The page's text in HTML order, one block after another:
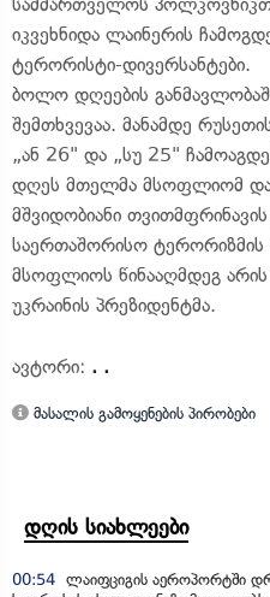
იკვეხნიდა ლაინერის
ტერორისტი-დივერსანტები.
ბოლო დღეების
შემთხვევაა. მანამდე
„ან 26" და „სუ 25"
დღეს მთელმა მსოფლიომ
მშვიდობიანი
საერთაშორისო
მსოფლიოს წინააღმდეგ
უკრაინის პრეზიდენტმა.
ავტორი: . .
მასალის გამოყენების პირობები
დღის სიახლეები
00:54 ლაიფციგის აეროპორტში